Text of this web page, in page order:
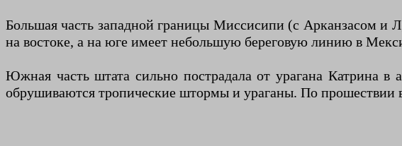
Большая часть западной границы Миссисипи (с Арканзасом и
на востоке, а на юге имеет небольшую береговую линию в
Южная часть штата сильно пострадала от урагана Катрина в
обрушиваются тропические штормы и ураганы. По прошествии